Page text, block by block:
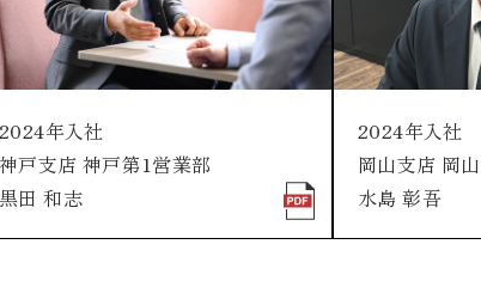
2024年入社
神戸支店 神戸第1営業部
黒田 和志
2024年入社
岡山支店 岡
水島 彰吾